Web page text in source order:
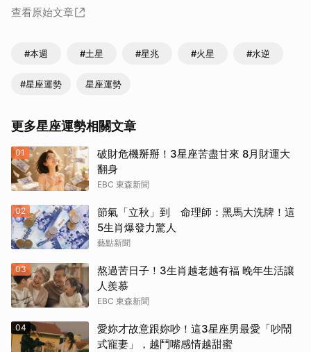
查看原始文章
#本週 #土星 #星兆 #火星 #水逆
#星座運勢 星座運勢
更多星座運勢相關文章
01
破財危機掰掰！3星座苦盡甘來 8月財運大
翻身
EBC 東森新聞
02
節氣「立秋」到 命理師：黑馬大洗牌！這
5生肖爆發力驚人
藝點新聞
03
熬過苦日子！3生肖越老越有福 晚年生活讓
人羨慕
EBC 東森新聞
04
愛妳才故意跟妳吵！這3星座男最愛「吵鬧
式寵妻」，越鬥嘴感情越甜蜜